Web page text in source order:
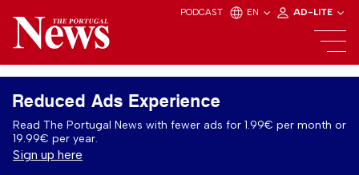
PODCAST EN AD-LITE
Reduced Ads Experience
Read The Portugal News with fewer ads for 1.99€ per month or
19.99€ per year.
Sign up here